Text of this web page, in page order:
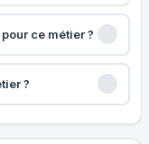
ce métier ?
?